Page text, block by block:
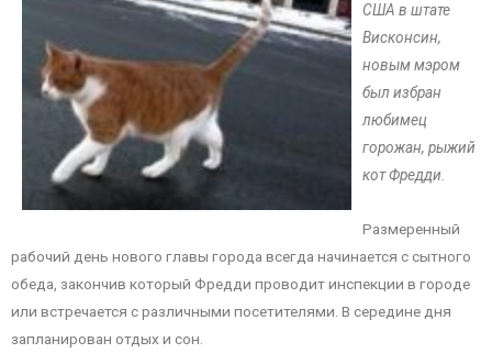
США в штате
Висконсин,
новым мэром
был избран
любимец
горожан, рыжий
кот Фредди.
Размеренный
рабочий день нового главы города всегда начинается с сытного
обеда, закончив который Фредди проводит инспекции в городе
или встречается с различными посетителями. В середине дня
запланирован отдых и сон.